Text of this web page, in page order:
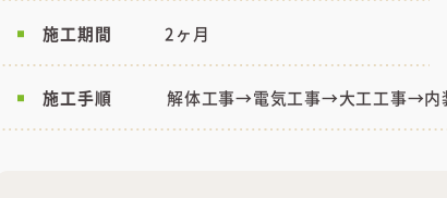
施工期間 2ヶ月
施工手順 解体工事→電気工事→大工工事→